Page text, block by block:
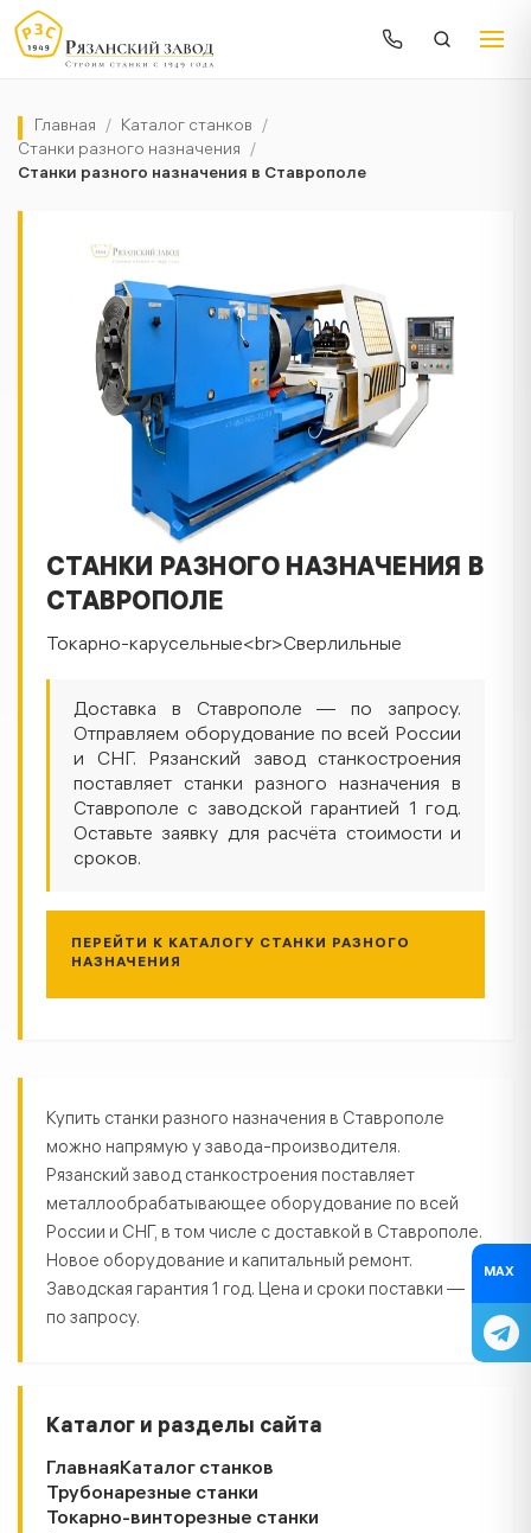
Главная / Каталог станков /
Станки разного назначения /
Станки разного назначения в Ставрополе
СТАНКИ РАЗНОГО НАЗНАЧЕНИЯ В
СТАВРОПОЛЕ
Токарно-карусельные<br>Сверлильные
Доставка в Ставрополе — по запросу.
Отправляем оборудование по всей России
и СНГ. Рязанский завод станкостроения
поставляет станки разного назначения в
Ставрополе с заводской гарантией 1 год.
Оставьте заявку для расчёта стоимости и
сроков.
ПЕРЕЙТИ К КАТАЛОГУ СТАНКИ РАЗНОГО
НАЗНАЧЕНИЯ
Станки разного назначения в
Купить станки разного назначения в Ставрополе
можно напрямую у завода-производителя.
Рязанский завод станкостроения поставляет
металлообрабатывающее оборудование по всей
России и СНГ, в том числе с доставкой в Ставрополе.
Новое оборудование и капитальный ремонт.
Заводская гарантия 1 год. Цена и сроки поставки —
по запросу.
Каталог и разделы сайта
ГлавнаяКаталог станков
Трубонарезные станки
Токарно-винторезные станки
MAX